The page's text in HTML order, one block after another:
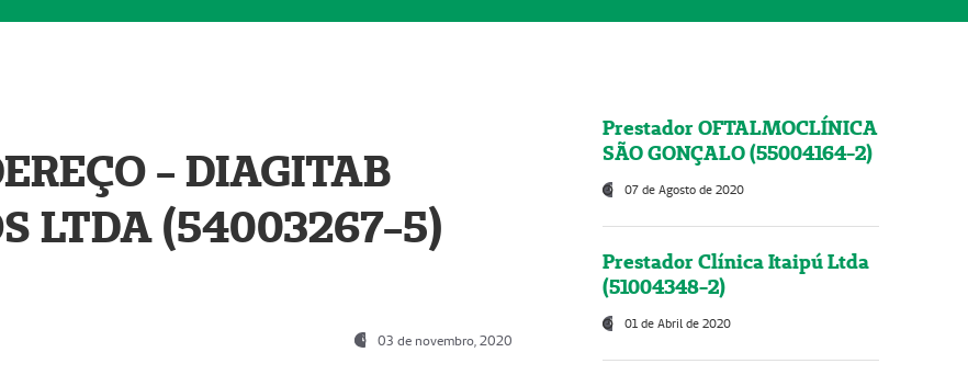
- DIAGITAB
LTDA (54003267-5)
03 de novembro, 2020
Prestador OFTALMOCLÍNICA
SÃO GONÇALO (55004164-2)
07 de Agosto de 2020
Prestador Clínica Itaipú Ltda
(51004348-2)
01 de Abril de 2020